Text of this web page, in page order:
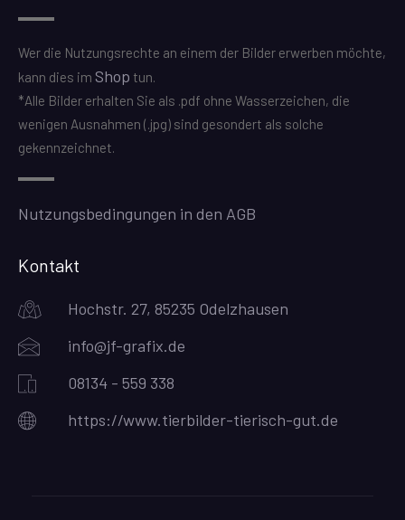
Wer die Nutzungsrechte an einem der Bilder erwerben möchte,
kann dies im Shop tun.
*Alle Bilder erhalten Sie als .pdf ohne Wasserzeichen, die
wenigen Ausnahmen (.jpg) sind gesondert als solche
gekennzeichnet.
Nutzungsbedingungen in den AGB
Kontakt
Hochstr. 27, 85235 Odelzhausen
info@jf-grafix.de
08134 - 559 338
https://www.tierbilder-tierisch-gut.de